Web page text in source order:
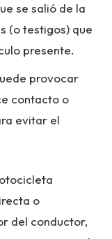
se salió de la
(o testigos) que
presente.
provocar
contacto o
evitar el
o
del conductor,